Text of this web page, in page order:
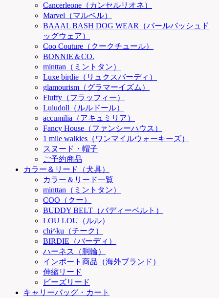
Cancerleone（カンセルリオネ）
Marvel（マルベル）
BAAAL BASH DOG WEAR（バールバッシュド
ッグウェア）
Coo Couture（クークチュール）
BONNIE＆CO.
minttan（ミントタン）
Luxe birdie（リュクスバーディ）
glamourism（グラマーイズム）
Fluffy（フラッフィー）
Luludoll（ルルドール）
accumilia（アキュミリア）
Fancy House（ファンシーハウス）
1 mile walkies（ワンマイルウォーキーズ）
スヌード・帽子
ご予約商品
カラー＆リード（犬具）
カラー＆リード一覧
minttan（ミントタン）
COO（クー）
BUDDY BELT（バディーベルト）
LOU LOU（ルル）
chi^ku（チーク）
BIRDIE（バーディ）
ハーネス（胴輪）
インポート商品（海外ブランド）
伸縮リード
ビーズリード
キャリーバッグ・カート